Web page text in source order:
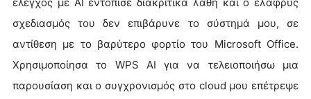
σχεδιασμός του δεν επιβάρυνε το σύστημά μου, σε
αντίθεση με το βαρύτερο φορτίο του Microsoft Office.
Χρησιμοποίησα το WPS AI για να τελειοποιήσω μια
παρουσίαση και ο συγχρονισμός στο cloud μου επέτρεψε